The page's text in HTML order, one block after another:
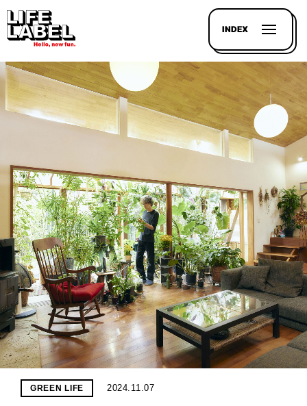
INDEX
記事を
LL
HOUSE
LINE-
UP
PROJECT
WHAT’S
LIFE
LABEL
GREEN LIFE 2024.11.07